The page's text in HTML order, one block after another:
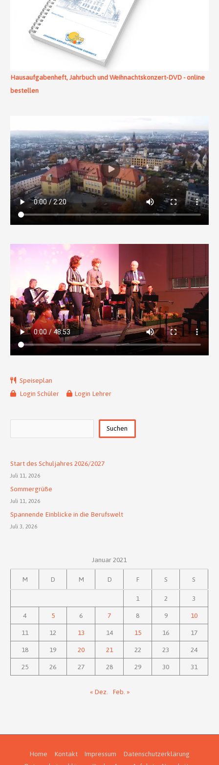
Hausaufgabenheft, Jahrbuch und Weihnachtskonzert-DVD - online
bestellen
Speiseplan
Login Schüler
Login Lehrer
Suchen
Start des Schuljahres 2026/2027
Juli 11, 2026
Sommergrüße
Juli 11, 2026
Spannende Einblicke in die Berufswelt
Juli 3, 2026
Januar 2021
M D M D F S S
1 2 3
4 5 6 7 8 9 10
11 12 13 14 15 16 17
18 19 20 21 22 23 24
25 26 27 28 29 30 31
« Dez. Feb. »
Home Kontakt Impressum
Datenschutzerklärung